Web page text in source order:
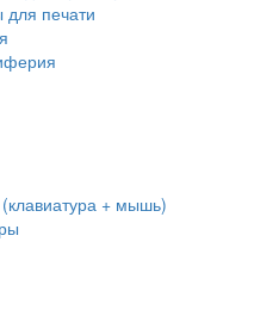
печати
+ мышь)